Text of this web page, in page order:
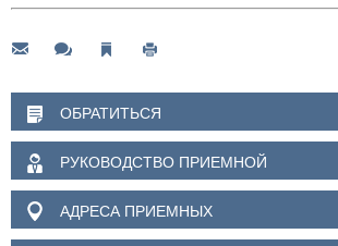
ОБРАТИТЬСЯ
РУКОВОДСТВО ПРИЕМНОЙ
АДРЕСА ПРИЕМНЫХ